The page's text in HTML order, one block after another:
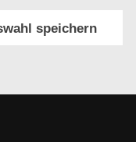
speichern